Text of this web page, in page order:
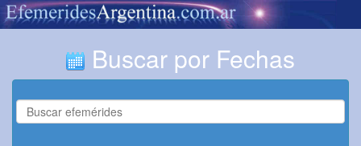
Buscar por Fechas